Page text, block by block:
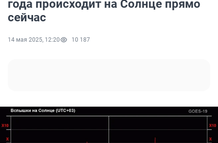
года происходит на Солнце прямо
сейчас
14 мая 2025, 12:20 10 187